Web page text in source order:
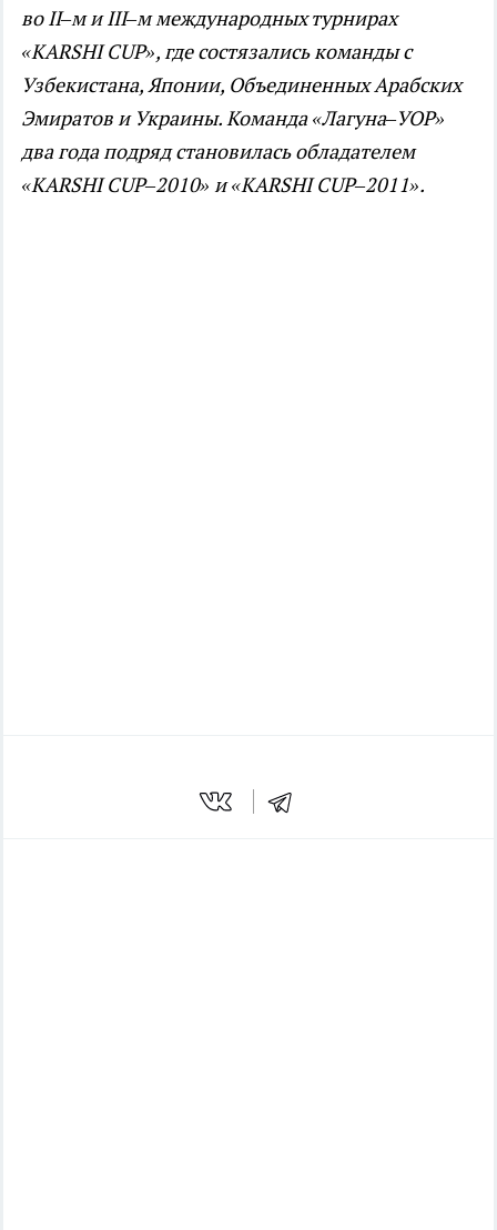
во II–м и III–м международных турнирах
«KARSHI CUP», где состязались команды с
Узбекистана, Японии, Объединенных Арабских
Эмиратов и Украины. Команда «Лагуна–УОР»
два года подряд становилась обладателем
«KARSHI CUP–2010» и «KARSHI CUP–2011».